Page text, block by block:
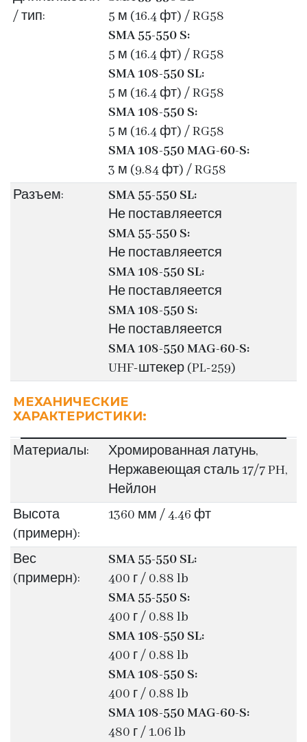
/ тип:
5 м (16.4 фт) / RG58
SMA 55-550 S:
5 м (16.4 фт) / RG58
SMA 108-550 SL:
5 м (16.4 фт) / RG58
SMA 108-550 S:
5 м (16.4 фт) / RG58
SMA 108-550 MAG-60-S:
3 м (9.84 фт) / RG58
Разъем:
SMA 55-550 SL:
Не поставляеется
SMA 55-550 S:
Не поставляеется
SMA 108-550 SL:
Не поставляеется
SMA 108-550 S:
Не поставляеется
SMA 108-550 MAG-60-S:
UHF-штекер (PL-259)
МЕХАНИЧЕСКИЕ
ХАРАКТЕРИСТИКИ:
Материалы:
Хромированная латунь,
Нержавеющая сталь 17/7 PH,
Нейлон
Высота
(примерн):
1360 мм / 4.46 фт
Вес
(примерн):
SMA 55-550 SL:
400 г / 0.88 lb
SMA 55-550 S:
400 г / 0.88 lb
SMA 108-550 SL:
400 г / 0.88 lb
SMA 108-550 S:
400 г / 0.88 lb
SMA 108-550 MAG-60-S:
480 г / 1.06 lb